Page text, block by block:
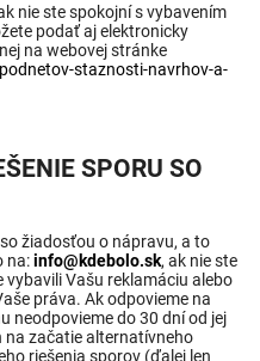
nie ste spokojní s vybavením
podať aj elektronicky
na webovej stránke
staznosti-navrhov-a-
SPORU SO
žiadosťou o nápravu, a to
na:info@kdebolo.sk, ak nie ste
Vašu reklamáciu alebo
práva. Ak odpovieme na
neodpovieme do 30 dní od jej
začatie alternatívneho
riešenia sporov (ďalej len